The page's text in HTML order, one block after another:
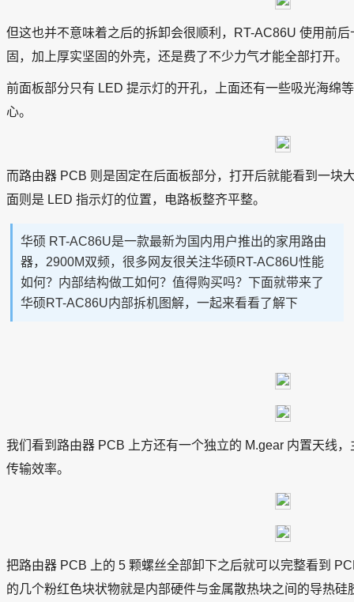
但这也并不意味着之后的拆卸会很顺利，RT-AC86U 使用前
固，加上厚实坚固的外壳，还是费了不少力气才能全部打开。
前面板部分只有 LED 提示灯的开孔，上面还有一些吸光海绵
心。
而路由器 PCB 则是固定在后面板部分，打开后就能看到一块
面则是 LED 指示灯的位置，电路板整齐平整。
华硕 RT-AC86U是一款最新为国内用户推出的家用路由
器，2900M双频，很多网友很关注华硕RT-AC86U性能
如何？内部结构做工如何？值得购买吗？下面就带来了
华硕RT-AC86U内部拆机图解，一起来看看了解下
我们看到路由器 PCB 上方还有一个独立的 M.gear 内置天线
传输效率。
把路由器 PCB 上的 5 颗螺丝全部卸下之后就可以完整看到
的几个粉红色块状物就是内部硬件与金属散热块之间的导热